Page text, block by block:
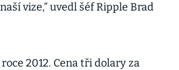
vize,“ uvedl šéf Ripple Brad
2012. Cena tři dolary za